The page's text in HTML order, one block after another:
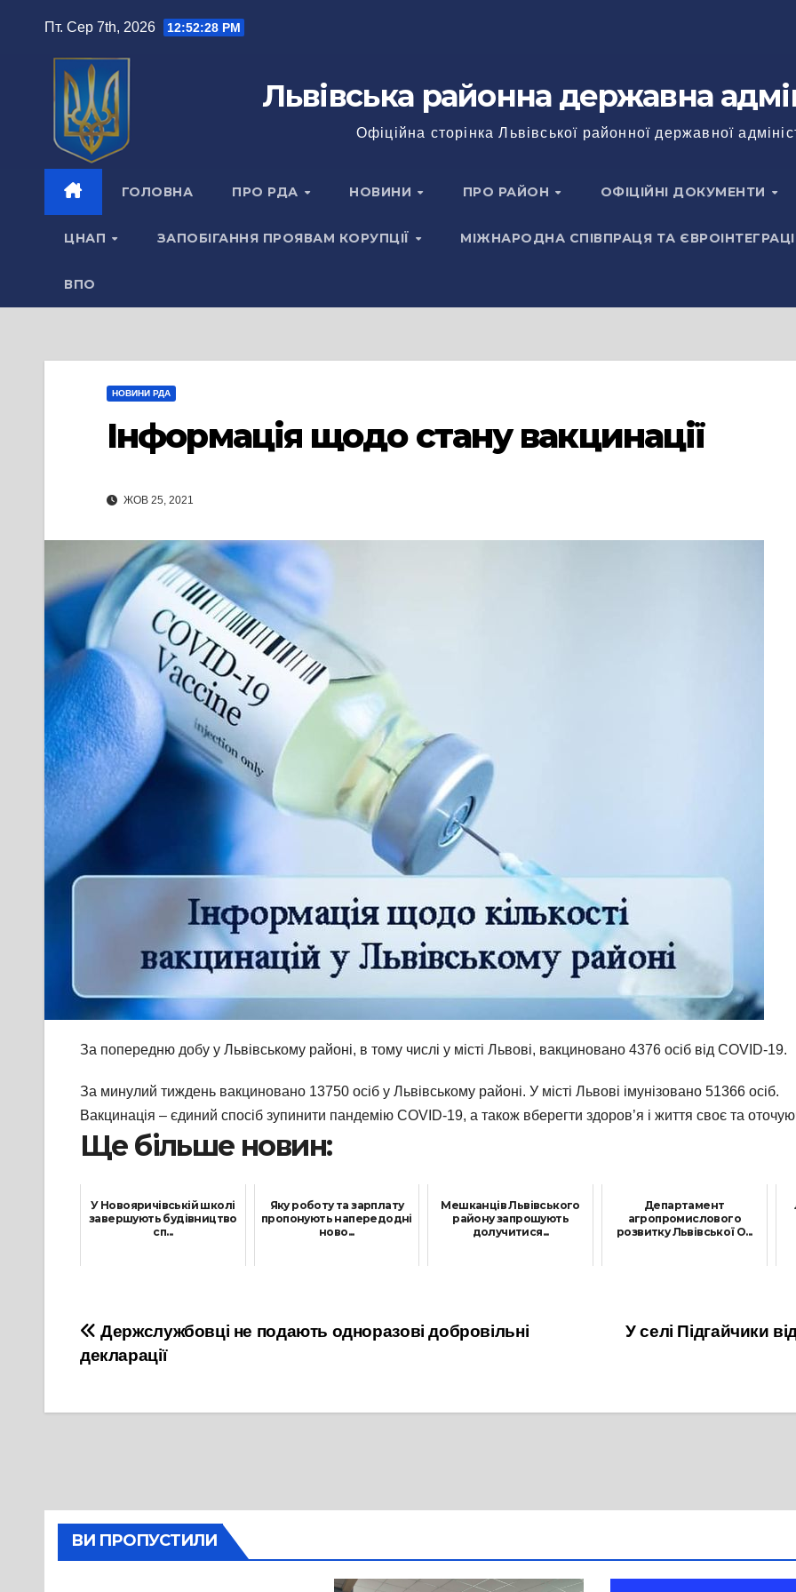
Пт. Сер 7th, 2026 12:52:28 PM
Львівська районна державна
Офіційна сторінка Львівської районної державної
ГОЛОВНА ПРО РДА НОВИНИ ПРО РАЙОН ОФІЦІЙНІ ДОКУМЕНТИ
ЦНАП ЗАПОБІГАННЯ ПРОЯВАМ КОРУПЦІЇ МІЖНАРОДНА СПІВПРАЦЯ ТА
ВПО
НОВИНИ РДА
Інформація щодо стану вакцинації
ЖОВ 25, 2021
За попередню добу у Львівському районі, в тому числі у місті Львові, вакциновано 4376 осіб від COVID-19.
За минулий тиждень вакциновано 13750 осіб у Львівському районі. У місті Львові імунізовано 51366 осіб.
Вакцинація – єдиний спосіб зупинити пандемію COVID-19, а також вберегти здоров’я і життя своє та
Ще більше новин:
У Новояричівській школі
завершують будівництво
сп...
Яку роботу та зарплату
пропонують напередодні
ново...
Мешканців Львівського
району запрошують
долучитися...
Департамент
агропромислового
розвитку Львівської О...
Навігація
записів
У селі Підгайчики
Держслужбовці не подають одноразові добровільні
декларації
ВИ ПРОПУСТИЛИ